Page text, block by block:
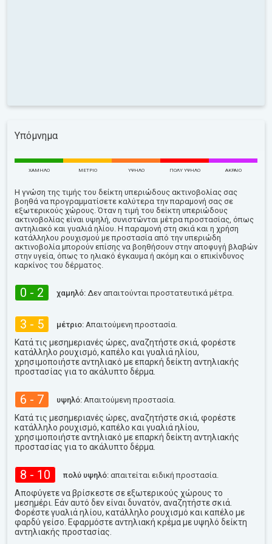
Υπόμνημα
ΧΑΜΗΛΌ ΜΈΤΡΙΟ ΥΨΗΛΌ ΠΟΛΎ ΥΨΗΛΌ ΑΚΡΑΊΟ
Η γνώση της τιμής του δείκτη υπεριώδους ακτινοβολίας σας
βοηθά να προγραμματίσετε καλύτερα την παραμονή σας σε
εξωτερικούς χώρους. Όταν η τιμή του δείκτη υπεριώδους
ακτινοβολίας είναι υψηλή, συνιστώνται μέτρα προστασίας, όπως
αντηλιακό και γυαλιά ηλίου. Η παραμονή στη σκιά και η χρήση
κατάλληλου ρουχισμού με προστασία από την υπεριώδη
ακτινοβολία μπορούν επίσης να βοηθήσουν στην αποφυγή βλαβών
στην υγεία, όπως το ηλιακό έγκαυμα ή ακόμη και ο επικίνδυνος
καρκίνος του δέρματος.
0 - 2 χαμηλό: Δεν απαιτούνται προστατευτικά μέτρα.
3 - 5 μέτριο: Απαιτούμενη προστασία.
Κατά τις μεσημεριανές ώρες, αναζητήστε σκιά, φορέστε
κατάλληλο ρουχισμό, καπέλο και γυαλιά ηλίου,
χρησιμοποιήστε αντηλιακό με επαρκή δείκτη αντηλιακής
προστασίας για το ακάλυπτο δέρμα.
6 - 7 υψηλό: Απαιτούμενη προστασία.
Κατά τις μεσημεριανές ώρες, αναζητήστε σκιά, φορέστε
κατάλληλο ρουχισμό, καπέλο και γυαλιά ηλίου,
χρησιμοποιήστε αντηλιακό με επαρκή δείκτη αντηλιακής
προστασίας για το ακάλυπτο δέρμα.
8 - 10 πολύ υψηλό: απαιτείται ειδική προστασία.
Αποφύγετε να βρίσκεστε σε εξωτερικούς χώρους το
μεσημέρι. Εάν αυτό δεν είναι δυνατόν, αναζητήστε σκιά.
Φορέστε γυαλιά ηλίου, κατάλληλο ρουχισμό και καπέλο με
φαρδύ γείσο. Εφαρμόστε αντηλιακή κρέμα με υψηλό δείκτη
αντηλιακής προστασίας.